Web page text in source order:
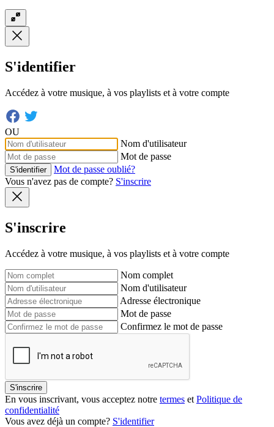
S'identifier
Accédez à votre musique, à vos playlists et à votre compte
OU
Nom d'utilisateur
Mot de passe
S'identifier
Mot de passe oublié?
Vous n'avez pas de compte? S'inscrire
S'inscrire
Accédez à votre musique, à vos playlists et à votre compte
Nom complet
Nom d'utilisateur
Adresse électronique
Mot de passe
Confirmez le mot de passe
S'inscrire
En vous inscrivant, vous acceptez notre termes et Politique de
confidentialité
Vous avez déjà un compte? S'identifier